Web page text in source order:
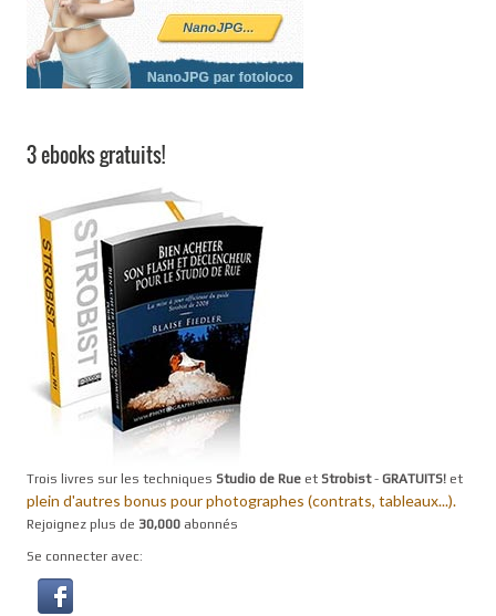
3 ebooks gratuits!
Trois livres sur les techniques Studio de Rue et Strobist- GRATUITS! et
plein d'autres bonus pour photographes (contrats, tableaux...).
Rejoignez plus de 30,000 abonnés
Se connecter avec: